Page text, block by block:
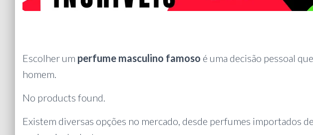
Escolher um perfume masculino famoso é uma decisão pessoal
homem.
No products found.
Existem diversas opções no mercado, desde perfumes importados